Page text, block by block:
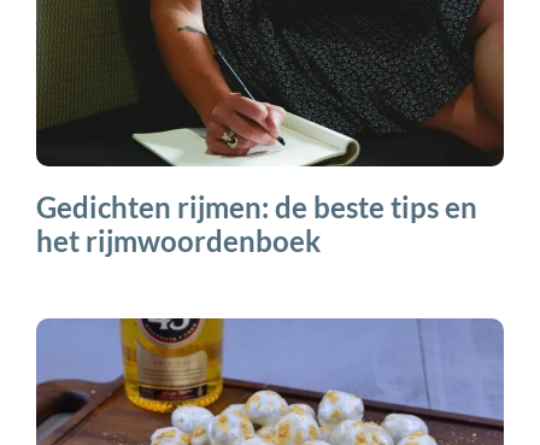
Gedichten rijmen: de beste tips en
het rijmwoordenboek